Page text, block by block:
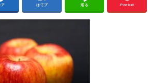
ア はてブ 送る Pocket